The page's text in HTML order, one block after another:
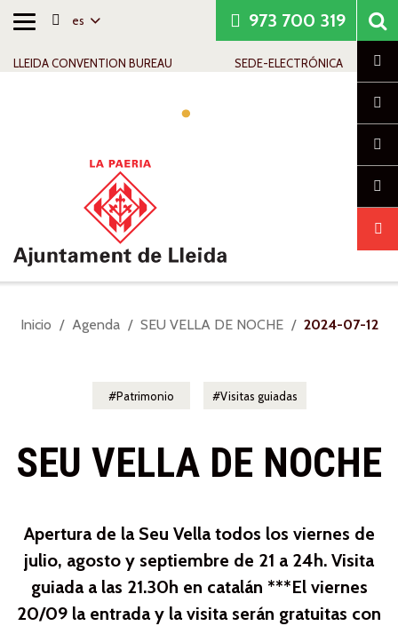
Alternar
es
LLEIDA CONVENTION BUREAU SEDE-ELECTRÓNICA
973 700 319
Usted
Inicio Agenda SEU VELLA DE NOCHE 2024-07-12
Patrimonio Visitas guiadas
SEU VELLA DE NOCHE
Apertura de la Seu Vella todos los viernes de
julio, agosto y septiembre de 21 a 24h. Visita
guiada a las 21.30h en catalán ***El viernes
20/09 la entrada y la visita serán gratuitas con